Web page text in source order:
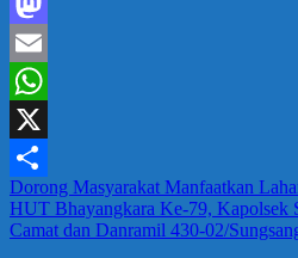
Facebook
Mastodon
Email
WhatsApp
X
Share
Navigasi
pos
Dorong Masyarakat Manfaatkan
HUT Bhayangkara Ke-79, Kapolsek
Camat dan Danramil 430-02/